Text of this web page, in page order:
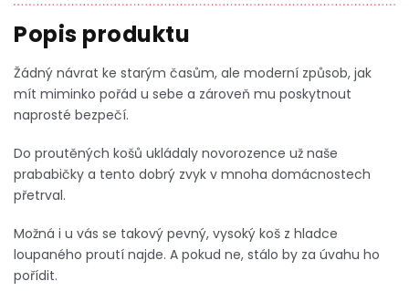
Žádný návrat ke starým časům, ale moderní způsob, jak
mít miminko pořád u sebe a zároveň mu poskytnout
naprosté bezpečí.
Do proutěných košů ukládaly novorozence už naše
prababičky a tento dobrý zvyk v mnoha domácnostech
přetrval.
Možná i u vás se takový pevný, vysoký koš z hladce
loupaného proutí najde. A pokud ne, stálo by za úvahu ho
pořídit.